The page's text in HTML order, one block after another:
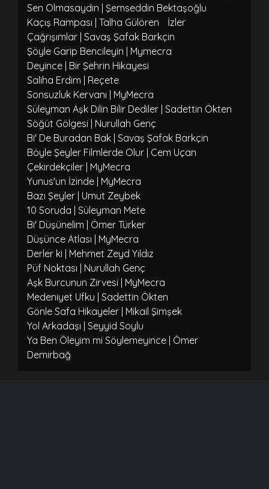
Sen Olmasaydın | Şemseddin Bektaşoğlu
Kaçış Rampası | Talha Gülören
İzler
Çağrışımlar | Savaş Şafak Barkçin
Şöyle Garip Bencileyin | Mymecra
Deyince | Bir Şehrin Hikayesi
Saliha Erdim | Reçete
Sonsuzluk Kervanı | MyMecra
Süleyman Aşk Dilin Bilir Dediler | Sadettin Ökten
Söğüt Gölgesi | Nurullah Genç
Bi' De Buradan Bak | Savaş Şafak Barkçin
Böyle Şeyler Filmlerde Olur | Cem Uçan
Çekirdekçiler | MyMecra
Yunus'un İzinde | MyMecra
Bazı Şeyler | Umut Zeybek
10 Soruda | Süleyman Mete
Bi' Düşünelim | Ömer Türker
Düşünce Atlası | MyMecra
Derler ki | Mehmet Zeyd Yıldız
Püf Noktası | Nurullah Genç
Aşk Burcunun Zirvesi | MyMecra
Medeniyet Ufku | Sadettin Ökten
Gönle Safa Hikayeler | Mikail Şimşek
Yol Arkadaşı | Seyyid Soylu
Ya Ben Öleyim mi Söylemeyince | Ömer
Demirbağ